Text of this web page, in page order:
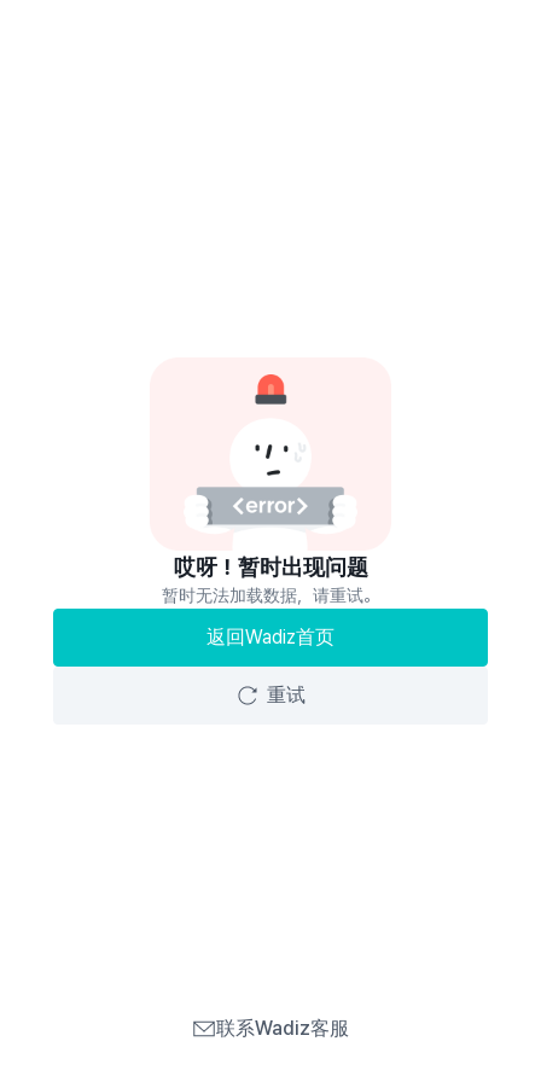
哎呀！暂时出现问题
暂时无法加载数据，请重试。
返回Wadiz首页
重试
联系Wadiz客服